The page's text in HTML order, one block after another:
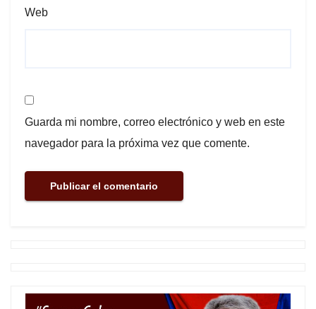
Web
Guarda mi nombre, correo electrónico y web en este
navegador para la próxima vez que comente.